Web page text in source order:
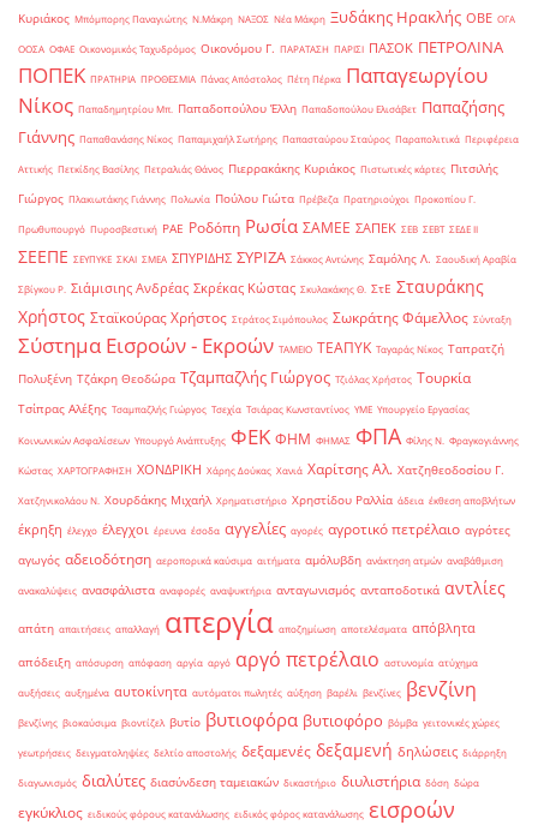
Κυριάκος Μπόμπορης Παναγιώτης Ν.Μάκρη ΝΑΞΟΣ Νέα Μάκρη Ξυδάκης Ηρακλής ΟΒΕ ΟΓΑ
ΟΟΣΑ ΟΦΑΕ Οικονομικός Ταχυδρόμος Οικονόμου Γ. ΠΑΡΑΤΑΣΗ ΠΑΡΙΣΙ ΠΑΣΟΚ ΠΕΤΡΟΛΙΝΑ
ΠΟΠΕΚ ΠΡΑΤΗΡΙΑ ΠΡΟΘΕΣΜΙΑ Πάνας Απόστολος Πέτη Πέρκα Παπαγεωργίου
Νίκος Παπαδημητρίου Μπ. Παπαδοπούλου Έλλη Παπαδοπούλου Ελισάβετ Παπαζήσης
Γιάννης Παπαθανάσης Νίκος Παπαμιχαήλ Σωτήρης Παπασταύρου Σταύρος Παραπολιτικά Περιφέρεια
Αττικής Πετκίδης Βασίλης Πετραλιάς Θάνος Πιερρακάκης Κυριάκος Πιστωτικές κάρτες Πιτσιλής
Γιώργος Πλακιωτάκης Γιάννης Πολωνία Πούλου Γιώτα Πρέβεζα Πρατηριούχοι Προκοπίου Γ.
Πρωθυπουργό Πυροσβεστική ΡΑΕ Ροδόπη Ρωσία ΣΑΜΕΕ ΣΑΠΕΚ ΣΕΒ ΣΕΒΤ ΣΕΔΕ ΙΙ
ΣΕΕΠΕ ΣΕΥΠΥΚΕ ΣΚΑΙ ΣΜΕΑ ΣΠΥΡΙΔΗΣ ΣΥΡΙΖΑ Σάκκος Αντώνης Σαμόλης Λ. Σαουδική Αραβία
Σβίγκου Ρ. Σιάμισιης Ανδρέας Σκρέκας Κώστας Σκυλακάκης Θ. ΣτΕ Σταυράκης
Χρήστος Σταϊκούρας Χρήστος Στράτος Σιμόπουλος Σωκράτης Φάμελλος Σύνταξη
Σύστημα Εισροών - Εκροών ΤΑΜΕΙΟ ΤΕΑΠΥΚ Ταγαράς Νίκος Ταπρατζή
Πολυξένη Τζάκρη Θεοδώρα Τζαμπαζλής Γιώργος Τζιόλας Χρήστος Τουρκία
Τσίπρας Αλέξης Τσαμπαζλής Γιώργος Τσεχία Τσιάρας Κωνσταντίνος ΥΜΕ Υπουργείο Εργασίας
Κοινωνικών Ασφαλίσεων Υπουργό Ανάπτυξης ΦΕΚ ΦΗΜ ΦΗΜΑΣ ΦΠΑ Φίλης Ν. Φραγκογιάννης
Κώστας ΧΑΡΤΟΓΡΑΦΗΣΗ ΧΟΝΔΡΙΚΗ Χάρης Δούκας Χανιά Χαρίτσης Αλ. Χατζηθεοδοσίου Γ.
Χατζηνικολάου Ν. Χουρδάκης Μιχαήλ Χρηματιστήριο Χρηστίδου Ραλλία άδεια έκθεση αποβλήτων
έκρηξη έλεγχο έλεγχοι έρευνα έσοδα αγγελίες αγορές αγροτικό πετρέλαιο αγρότες
αγωγός αδειοδότηση αεροπορικά καύσιμα αιτήματα αμόλυβδη ανάκτηση ατμών αναβάθμιση
ανακαλύψεις ανασφάλιστα αναφορές αναψυκτήρια ανταγωνισμός ανταποδοτικά αντλίες
απάτη απαιτήσεις απαλλαγή απεργία αποζημίωση αποτελέσματα απόβλητα
απόδειξη απόσυρση απόφαση αργία αργό αργό πετρέλαιο αστυνομία ατύχημα
αυξήσεις αυξημένα αυτοκίνητα αυτόματοι πωλητές αύξηση βαρέλι βενζίνες βενζίνη
βενζίνης βιοκαύσιμα βιοντίζελ βυτίο βυτιοφόρα βυτιοφόρο βόμβα γειτονικές χώρες
γεωτρήσεις δειγματοληψίες δελτίο αποστολής δεξαμενές δεξαμενή δηλώσεις διάρρηξη
διαγωνισμός διαλύτες διασύνδεση ταμειακών δικαστήριο διυλιστήρια δόση δώρα
εγκύκλιος ειδικούς φόρους κατανάλωσης ειδικός φόρος κατανάλωσης εισροών